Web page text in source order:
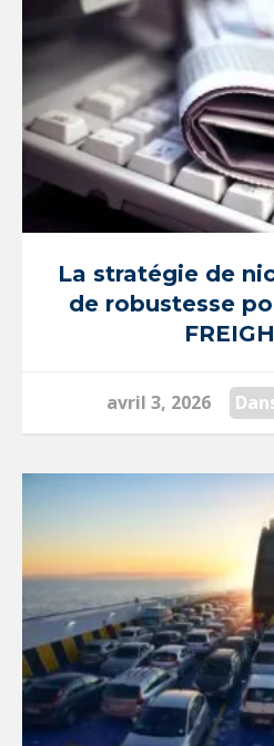
La stratégie de
de robustesse
avril 3, 2026